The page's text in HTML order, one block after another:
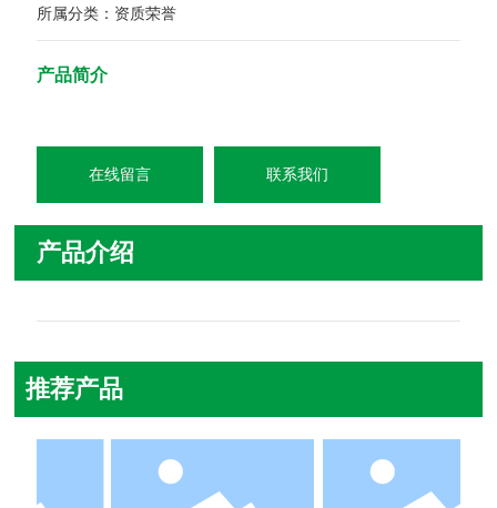
所属分类： 资质荣誉
产品简介
在线留言 联系我们
产品介绍
推荐产品